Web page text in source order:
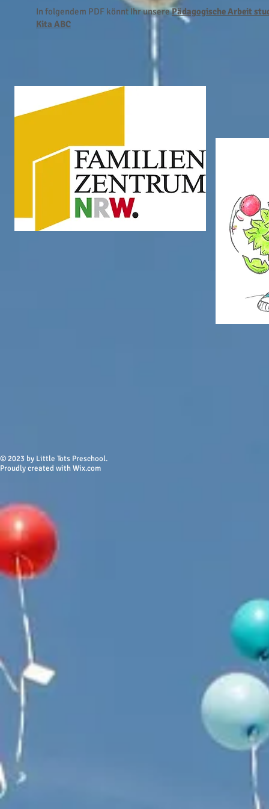
In folgendem PDF könnt Ihr unserePädagogische Arbeit
Kita ABC
© 2023 by Little Tots Preschool.
Proudly created